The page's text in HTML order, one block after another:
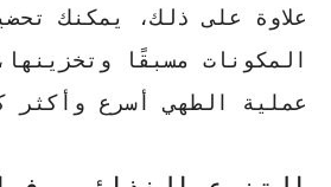
علاوة على ذلك، يمكنك
المكونات مسبقًا
عملية الطهي أسرع وأكثر